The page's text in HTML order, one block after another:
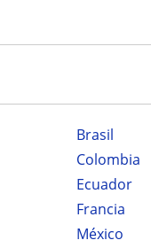
Brasil
Colombia
Ecuador
Francia
México